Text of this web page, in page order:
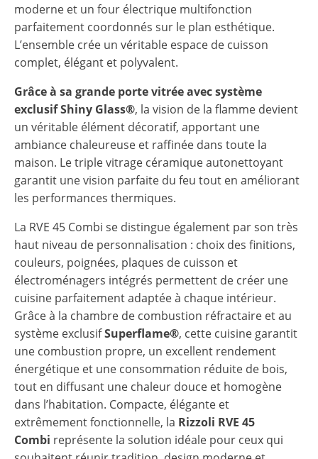
moderne et un four électrique multifonction
parfaitement coordonnés sur le plan esthétique.
L’ensemble crée un véritable espace de cuisson
complet, élégant et polyvalent.
Grâce à sa grande porte vitrée avec système
exclusifShiny Glass®, la vision de la flamme devient
un véritable élément décoratif, apportant une
ambiance chaleureuse et raffinée dans toute la
maison. Le triple vitrage céramique autonettoyant
garantit une vision parfaite du feu tout en améliorant
les performances thermiques.
La RVE 45 Combi se distingue également par son très
haut niveau de personnalisation : choix des finitions,
couleurs, poignées, plaques de cuisson et
électroménagers intégrés permettent de créer une
cuisine parfaitement adaptée à chaque intérieur.
Grâce à la chambre de combustion réfractaire et au
système exclusifSuperflame®, cette cuisine garantit
une combustion propre, un excellent rendement
énergétique et une consommation réduite de bois,
tout en diffusant une chaleur douce et homogène
dans l’habitation. Compacte, élégante et
extrêmement fonctionnelle, la Rizzoli RVE 45
Combi représente la solution idéale pour ceux qui